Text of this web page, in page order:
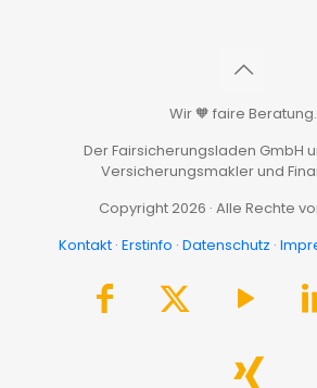
Wir 🧡 faire Beratung.
Der Fairsicherungsladen GmbH
Versicherungsmakler und
Copyright 2026 · Alle Rechte
Kontakt · Erstinfo · Datenschutz ·